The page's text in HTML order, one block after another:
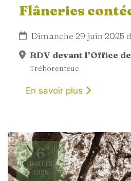
Flâneries
Dimanche 29 juin 2025
RDV devant l’Office
Tréhorenteuc
En savoir plus
6
JUILLET
2025